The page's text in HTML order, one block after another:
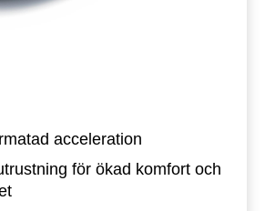
acceleration
för ökad komfort och